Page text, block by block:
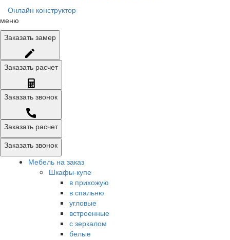
Онлайн конструктор
меню
Заказать замер
Заказать расчет
Заказать звонок
Заказать расчет
Заказать звонок
Мебель на заказ
Шкафы-купе
в прихожую
в спальню
угловые
встроенные
с зеркалом
белые